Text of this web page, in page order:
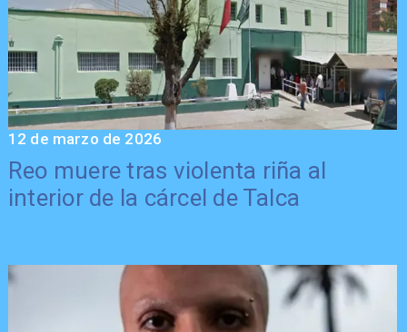
Reo muere tras violenta riña al
interior de la cárcel de Talca
12 de marzo de 2026